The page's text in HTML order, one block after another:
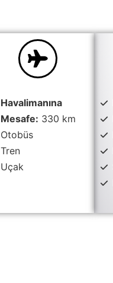
Havalimanına
Mesafe: 330 km
Otobüs
Tren
Uçak